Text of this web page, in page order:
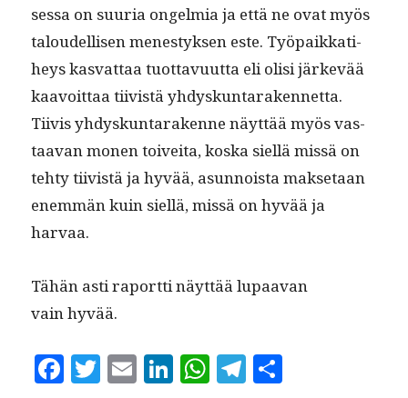
ses­sa on suuria ongelmia ja että ne ovat myös
taloudel­lisen men­estyk­sen este. Työ­paikkati­
heys kas­vat­taa tuot­tavu­ut­ta eli olisi järkevää
kaavoit­taa tiivistä yhdyskun­taraken­net­ta.
Tiivis yhdyskun­tarakenne näyt­tää myös vas­
taa­van mon­en toivei­ta, kos­ka siel­lä mis­sä on
tehty tiivistä ja hyvää, asun­noista mak­se­taan
enem­män kuin siel­lä, mis­sä on hyvää ja
harvaa.
Tähän asti raport­ti näyt­tää lupaa­van
vain hyvää.
F
T
E
Li W T